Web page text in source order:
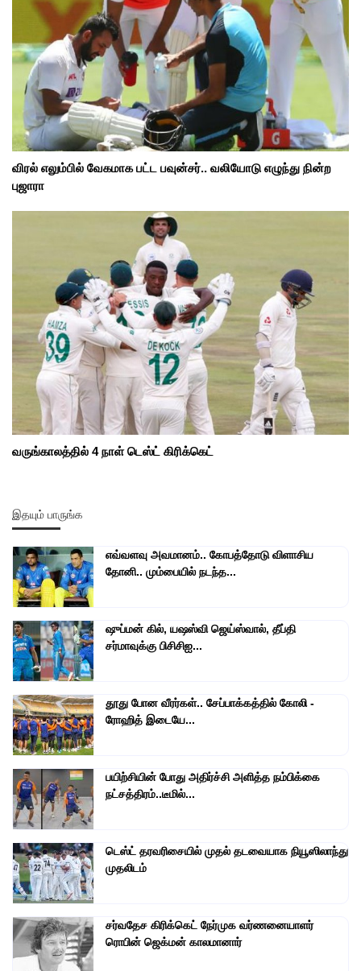
விரல் எலும்பில் வேகமாக பட்ட பவுன்சர்.. வலியோடு எழுந்து நின்ற
புஜாரா
வருங்காலத்தில் 4 நாள் டெஸ்ட் கிரிக்கெட்
இதயும் பாருங்க
எவ்வளவு அவமானம்.. கோபத்தோடு விளாசிய
தோனி.. மும்பையில் நடந்த...
ஷுப்மன் கில், யஷஸ்வி ஜெய்ஸ்வால், தீப்தி
சர்மாவுக்கு பிசிசிஐ...
தூது போன வீரர்கள்.. சேப்பாக்கத்தில் கோலி -
ரோஹித் இடையே...
பயிற்சியின் போது அதிர்ச்சி அளித்த நம்பிக்கை
நட்சத்திரம்..டீமில்...
டெஸ்ட் தரவரிசையில் முதல் தடவையாக நியூஸிலாந்து
முதலிடம்
சர்வதேச கிரிக்கெட் நேர்முக வர்ணனையாளர்
ரொபின் ஜெக்மன் காலமானார்